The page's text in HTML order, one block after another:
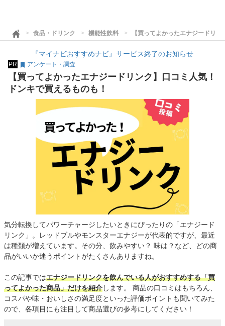
食品・ドリンク 機能性飲料 【買ってよかったエナジードリ
『マイナビおすすめナビ』サービス終了のお知らせ
PR アンケート・調査
【買ってよかったエナジードリンク】口コミ人気！
ドンキで買えるものも！
気分転換してパワーチャージしたいときにぴったりの「エナジード
リンク」。レッドブルやモンスターエナジーが代表的ですが、最近
は種類が増えています。その分、飲みやすい？ 味は？など、どの商
品がいいか迷うポイントがたくさんありますね。
この記事ではエナジードリンクを飲んでいる人がおすすめする「買
ってよかった商品」だけを紹介します。 商品の口コミはもちろん、
コスパや味・おいしさの満足度といった評価ポイントも聞いてみた
ので、各項目にも注目して商品選びの参考にしてください！